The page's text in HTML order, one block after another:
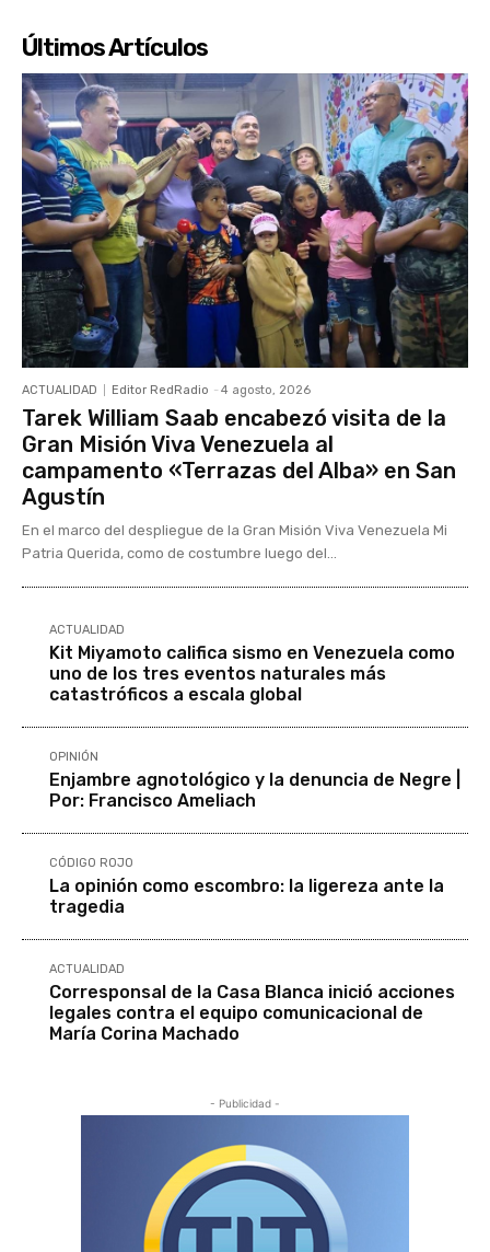
Últimos Artículos
ACTUALIDAD Editor RedRadio - 4 agosto, 2026
Tarek William Saab encabezó visita de la
Gran Misión Viva Venezuela al
campamento «Terrazas del Alba» en San
Agustín
En el marco del despliegue de la Gran Misión Viva Venezuela Mi
Patria Querida, como de costumbre luego del...
ACTUALIDAD
Kit Miyamoto califica sismo en Venezuela como
uno de los tres eventos naturales más
catastróficos a escala global
OPINIÓN
Enjambre agnotológico y la denuncia de Negre |
Por: Francisco Ameliach
CÓDIGO ROJO
La opinión como escombro: la ligereza ante la
tragedia
ACTUALIDAD
Corresponsal de la Casa Blanca inició acciones
legales contra el equipo comunicacional de
María Corina Machado
- Publicidad -